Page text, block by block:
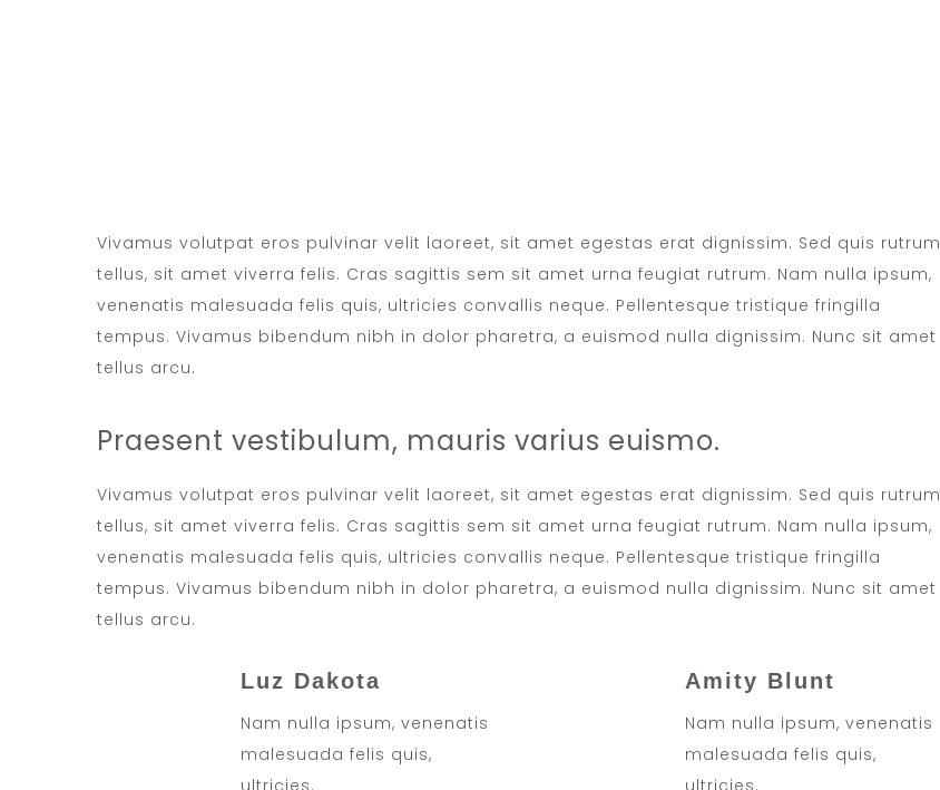
Vivamus volutpat eros pulvinar velit laoreet, sit amet egestas erat dignissim. Sed quis rutrum
tellus, sit amet viverra felis. Cras sagittis sem sit amet urna feugiat rutrum. Nam nulla ipsum,
venenatis malesuada felis quis, ultricies convallis neque. Pellentesque tristique fringilla
tempus. Vivamus bibendum nibh in dolor pharetra, a euismod nulla dignissim. Nunc sit amet
tellus arcu.
Praesent vestibulum, mauris varius euismo.
Vivamus volutpat eros pulvinar velit laoreet, sit amet egestas erat dignissim. Sed quis rutrum
tellus, sit amet viverra felis. Cras sagittis sem sit amet urna feugiat rutrum. Nam nulla ipsum,
venenatis malesuada felis quis, ultricies convallis neque. Pellentesque tristique fringilla
tempus. Vivamus bibendum nibh in dolor pharetra, a euismod nulla dignissim. Nunc sit amet
tellus arcu.
Luz Dakota
Nam nulla ipsum, venenatis
malesuada felis quis,
ultricies.
Amity Blunt
Nam nulla ipsum, venenatis
malesuada felis quis,
ultricies.